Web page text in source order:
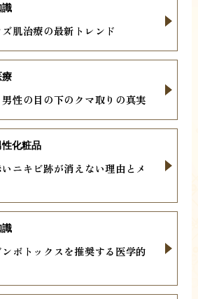
肌治療の最新トレンド
識
性の目の下のクマ取りの真実
療
ニキビ跡が消えない理由とメ
性化粧品
ボトックスを推奨する医学的
識